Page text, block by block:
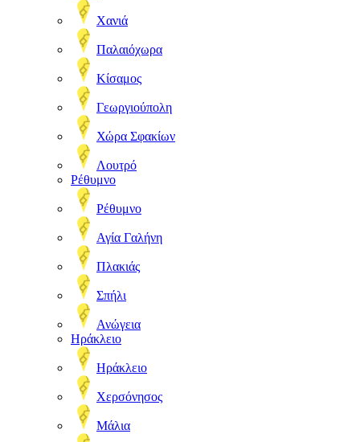
Χανιά
Παλαιόχωρα
Κίσαμος
Γεωργιούπολη
Χώρα Σφακίων
Λουτρό
Ρέθυμνο
Ρέθυμνο
Αγία Γαλήνη
Πλακιάς
Σπήλι
Ανώγεια
Ηράκλειο
Ηράκλειο
Χερσόνησος
Μάλια